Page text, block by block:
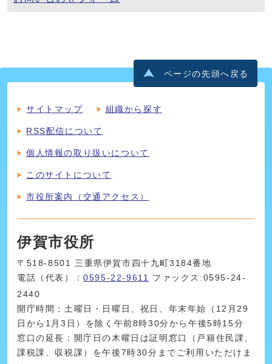
ページの先頭へ戻る
サイトマップ 組織から探す
RSS配信について
個人情報の取り扱いについて
このサイトについて
市役所案内（交通アクセス）
伊賀市役所
〒518-8501 三重県伊賀市四十九町3184番地
電話（代表）：0595-22-9611
ファックス:0595-24-
2440
開庁時間：土曜日・日曜日、祝日、年末年始（12月29
日から1月3日）を除く午前8時30分から午後5時15分
窓口の延長：開庁日の木曜日は証明窓口（戸籍住民課、
課税課、収税課）を午後7時30分までご利用いただけま